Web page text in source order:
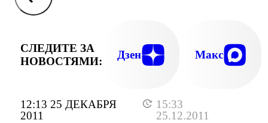
12:13 25 ДЕКАБРЯ
2011
15:33
25.12.2011
СЛЕДИТЕ ЗА
НОВОСТЯМИ:
Дзен Макс